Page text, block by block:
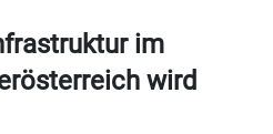
im
wird